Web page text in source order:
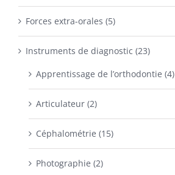
Forces extra-orales (5)
Instruments de diagnostic (23)
Apprentissage de l’orthodontie (4)
Articulateur (2)
Céphalométrie (15)
Photographie (2)